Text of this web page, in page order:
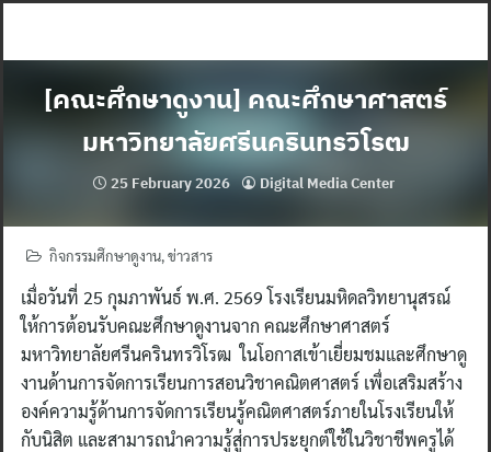
[คณะศึกษาดูงาน] คณะศึกษาศาสตร์
มหาวิทยาลัยศรีนครินทรวิโรฒ
25 February 2026 Digital Media Center
กิจกรรมศึกษาดูงาน,ข่าวสาร
เมื่อวันที่ 25 กุมภาพันธ์ พ.ศ. 2569 โรงเรียนมหิดลวิทยานุสรณ์
ให้การต้อนรับคณะศึกษาดูงานจาก คณะศึกษาศาสตร์
มหาวิทยาลัยศรีนครินทรวิโรฒ ในโอกาสเข้าเยี่ยมชมและศึกษาดู
งานด้านการจัดการเรียนการสอนวิชาคณิตศาสตร์ เพื่อเสริมสร้าง
องค์ความรู้ด้านการจัดการเรียนรู้คณิตศาสตร์ภายในโรงเรียนให้
กับนิสิต และสามารถนำความรู้สู่การประยุกต์ใช้ในวิชาชีพครูได้